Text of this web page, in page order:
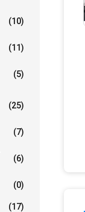
(10)
(11)
(5)
(25)
(7)
(6)
(0)
(17)